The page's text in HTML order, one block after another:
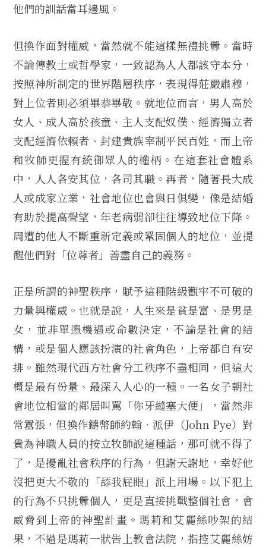
他們的訓話當耳邊風。
但換作面對權威，當然就不能這樣無禮挑釁。當時
不論傳教士或哲學家，一致認為人人都該守本分，
按照神所制定的世界階層秩序，表現得莊嚴肅穆，
對上位者則必須畢恭畢敬。就地位而言，男人高於
女人、成人高於孩童、主人支配奴僕、經濟獨立者
支配經濟依賴者、封建貴族宰制平民百姓，而上帝
和牧師更握有統御眾人的權柄。在這套社會體系
中，人人各安其位，各司其職。再者，隨著長大成
人或成家立業，社會地位也會與日俱變，像是結婚
有助於提高聲望，年老病弱卻往往導致地位下降。
周遭的他人不斷重新定義或鞏固個人的地位，並提
醒他們對「位尊者」善盡自己的義務。
正是所謂的神聖秩序，賦予這種階級觀牢不可破的
力量與權威。也就是說，人生來是貧是富、是男是
女，並非單憑機遇或命數決定，不論是社會的結
構，或是個人應該扮演的社會角色，上帝都自有安
排。雖然現代西方社會分工秩序不盡相同，但這大
概是最有份量、最深入人心的一種。一名女子朝社
會地位相當的鄰居叫罵「你牙縫塞大便」，當然非
常囂張，但換作鑄幣師約翰‧派伊（John Pye）對
貴為神職人員的按立牧師說這種話，那可就不得了
了，是擾亂社會秩序的行為，但謝天謝地，幸好他
沒把更大不敬的「舔我屁眼」派上用場。以下犯上
的行為不只挑釁個人，更是直接挑戰整個社會，會
威脅到上帝的神聖計畫。瑪莉和艾麗絲吵架的結
果，不過是瑪莉一狀告上教會法院，指控艾麗絲妨